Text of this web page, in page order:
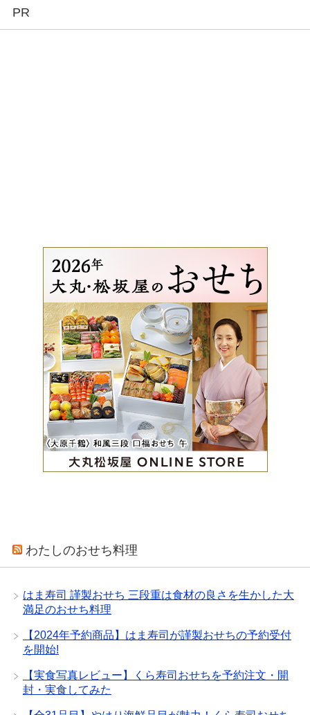
PR
わたしのおせち料理
はま寿司 謹製おせち 三段重は食材の良さを生かした大
満足のおせち料理
【2024年予約商品】はま寿司が謹製おせちの予約受付
を開始!
【実食写真レビュー】くら寿司おせちを予約注文・開
封・実食してみた